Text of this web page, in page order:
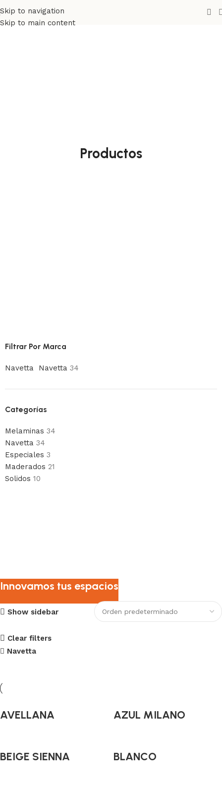
Skip to navigation
Skip to main content
Productos
Filtrar Por Marca
Navetta Navetta 34
Categorías
Melaminas 34
Navetta 34
Especiales 3
Maderados 21
Solidos 10
Innovamos tus espacios
Show sidebar
Clear filters
Navetta
AVELLANA AZUL MILANO
BEIGE SIENNA BLANCO